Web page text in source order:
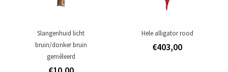
Slangenhuid licht
bruin/donker bruin
gemêleerd
Hele alligator rood
€403,00